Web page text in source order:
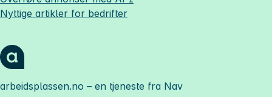
Nyttige artikler for bedrifter
arbeidsplassen.no – en tjeneste fra Nav